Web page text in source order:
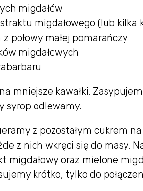
migdałów
migdałowego (lub kilka
połowy małej pomarańczy
migdałowych
mniejsze kawałki.
syrop odlewamy.
z pozostałym cukrem
z nich wkręci się do masy.
migdałowy oraz mielone
krótko, tylko do